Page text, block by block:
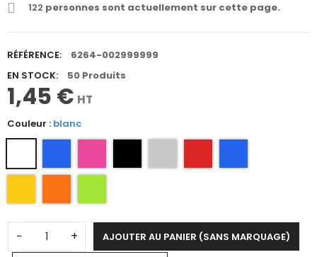
122 personnes sont actuellement sur cette page.
RÉFÉRENCE:
6264-002999999
EN STOCK:
50 Produits
1,45 € HT
Couleur : blanc
− + AJOUTER AU PANIER (SANS MARQUAGE)